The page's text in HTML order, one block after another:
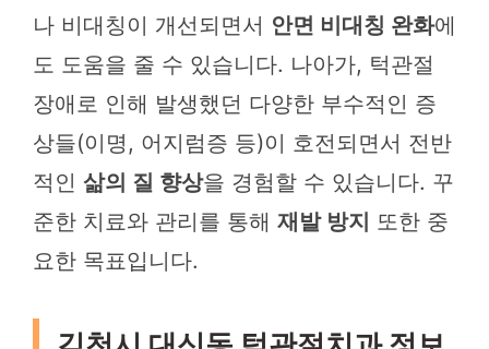
나 비대칭이 개선되면서 안면 비대칭 완화에
도 도움을 줄 수 있습니다. 나아가, 턱관절
장애로 인해 발생했던 다양한 부수적인 증
상들(이명, 어지럼증 등)이 호전되면서 전반
적인 삶의 질 향상을 경험할 수 있습니다. 꾸
준한 치료와 관리를 통해 재발 방지 또한 중
요한 목표입니다.